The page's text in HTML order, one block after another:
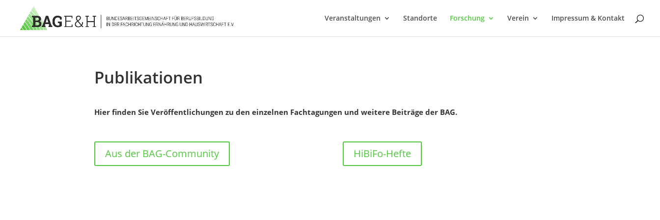
Veranstaltungen Standorte Forschung Verein Impressum & Kontakt
Publikationen
Hier finden Sie Veröffentlichungen zu den einzelnen Fachtagungen und weitere Beiträge der BAG.
Aus der BAG-Community HiBiFo-Hefte